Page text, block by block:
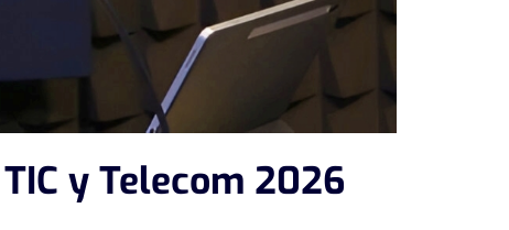
y Telecom 2026